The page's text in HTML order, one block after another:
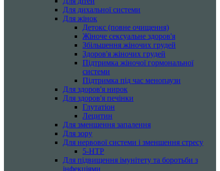
Для дихальної системи
Для жінок
Детокс (повне очищення)
Жіноче сексуальне здоров'я
Збільшення жіночих грудей
Здоров'я жіночих грудей
Підтримка жіночої гормональної
системи
Підтримка під час менопаузи
Для здоров'я нирок
Для здоров'я печінки
Глутатіон
Лецитин
Для зменшення запалення
Для зору
Для нервової системи і зменшення стресу
5-HTP
Для підвищення імунітету та боротьби з
інфекціями